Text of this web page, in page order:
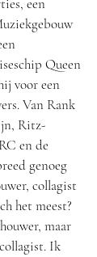
een
Queen
voor een
Van Rank
Ritz-
en de
genoeg
collagist
het meest?
maar
Ik